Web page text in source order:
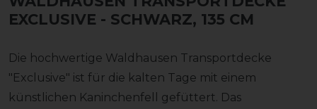
EXCLUSIVE - SCHWARZ, 135 CM
Die hochwertige Waldhausen Transportdecke
"Exclusive" ist für die kalten Tage mit einem
künstlichen Kaninchenfell gefüttert. Das